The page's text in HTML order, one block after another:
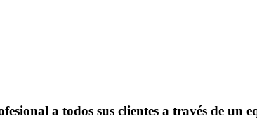
a todos sus clientes a través de un